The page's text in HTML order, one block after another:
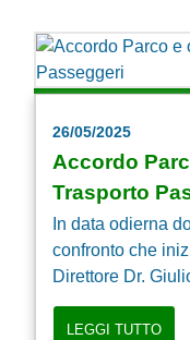
26/05/2025
Accordo
Trasporto
In data odierna
confronto che
Direttore Dr.
LEGGI TUTTO